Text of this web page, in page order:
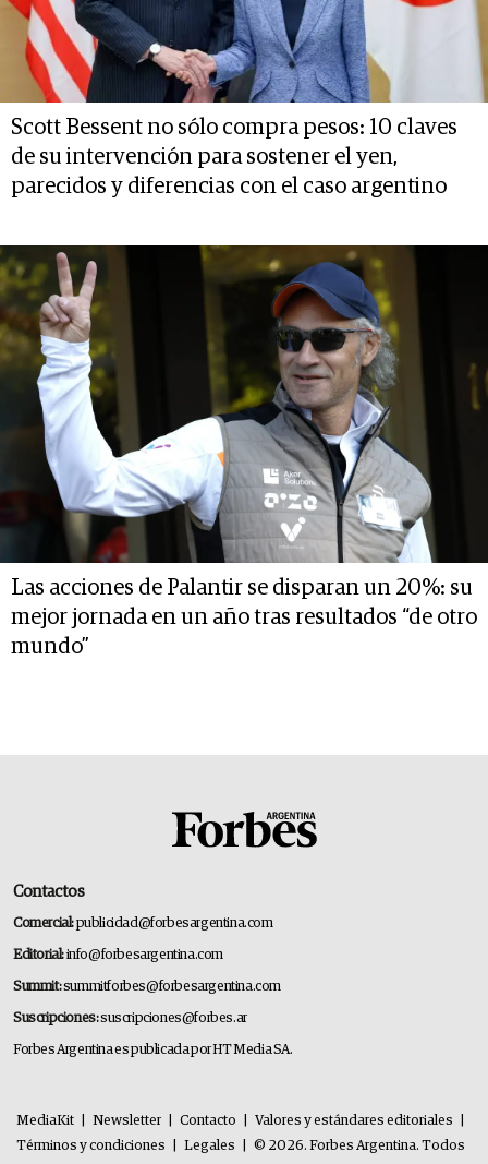
Scott Bessent no sólo compra pesos: 10 claves
de su intervención para sostener el yen,
parecidos y diferencias con el caso argentino
Las acciones de Palantir se disparan un 20%: su
mejor jornada en un año tras resultados “de otro
mundo”
Contactos
Comercial:publicidad@forbesargentina.com
Editorial:info@forbesargentina.com
Summit:summitforbes@forbesargentina.com
Suscripciones:suscripciones@forbes.ar
Forbes Argentina es publicada por HT Media SA.
MediaKit Newsletter Contacto Valores y estándares editoriales
Términos y condiciones
Legales © 2026. Forbes Argentina. Todos